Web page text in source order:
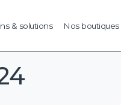
& solutions Nos boutiques